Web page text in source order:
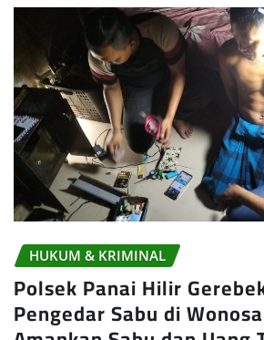
HUKUM & KRIMINAL
Polsek Panai Hilir
Pengedar Sabu di